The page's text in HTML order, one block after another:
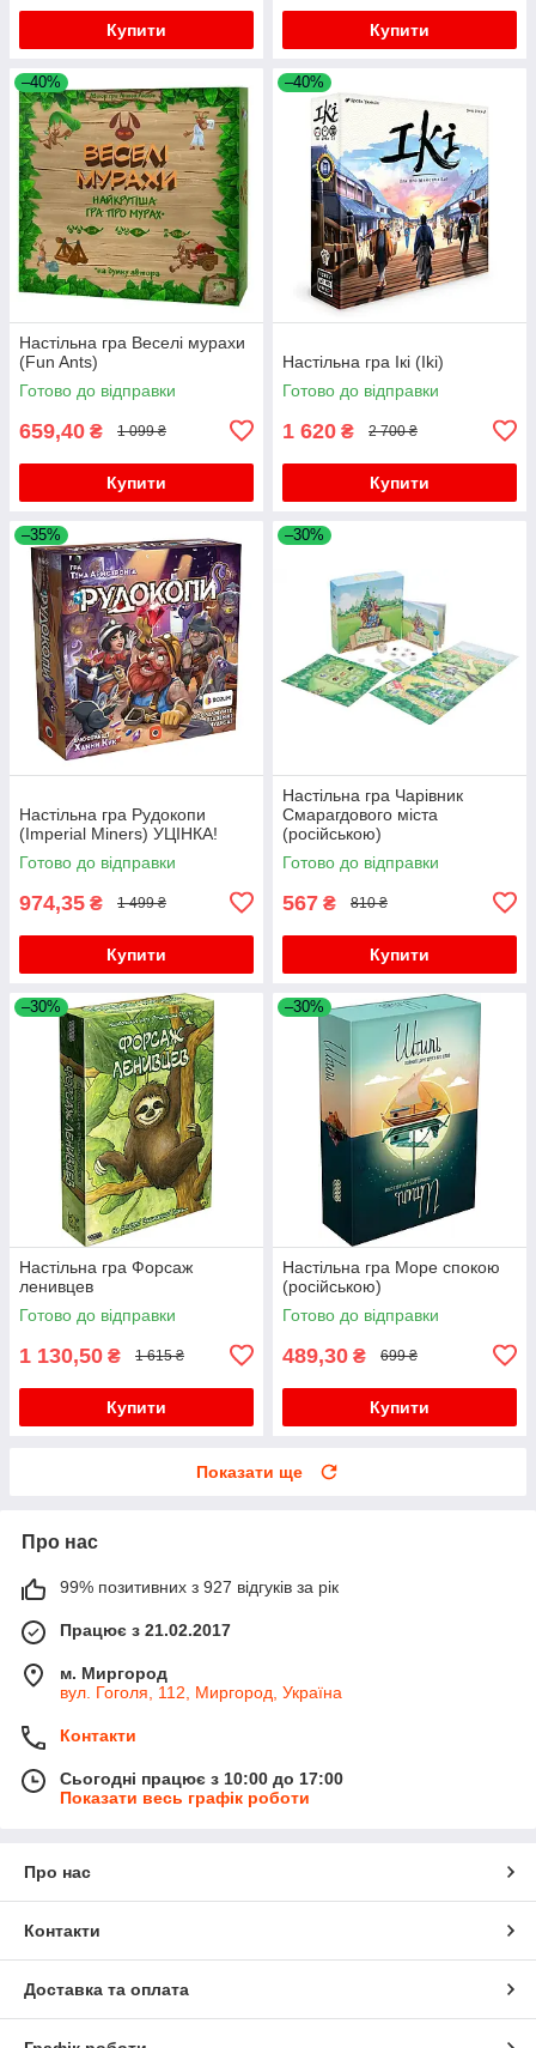
Купити Купити
–40%
Настільна гра Веселі мурахи
(Fun Ants)
Готово до відправки
659,40 ₴ 1 099 ₴
Купити
–40%
Настільна гра Ікі (Iki)
Готово до відправки
1 620 ₴ 2 700 ₴
Купити
–35%
Настільна гра Рудокопи
(Imperial Miners) УЦІНКА!
Готово до відправки
974,35 ₴ 1 499 ₴
Купити
–30%
Настільна гра Чарівник
Смарагдового міста
(російською)
Готово до відправки
567 ₴ 810 ₴
Купити
–30%
Настільна гра Форсаж
ленивцев
Готово до відправки
1 130,50 ₴ 1 615 ₴
Купити
–30%
Настільна гра Море спокою
(російською)
Готово до відправки
489,30 ₴ 699 ₴
Купити
Показати ще
Про нас
99% позитивних з 927 відгуків за рік
Працює з 21.02.2017
м. Миргород
вул. Гоголя, 112, Миргород, Україна
Контакти
Сьогодні працює з 10:00 до 17:00
Показати весь графік роботи
Про нас
Контакти
Доставка та оплата